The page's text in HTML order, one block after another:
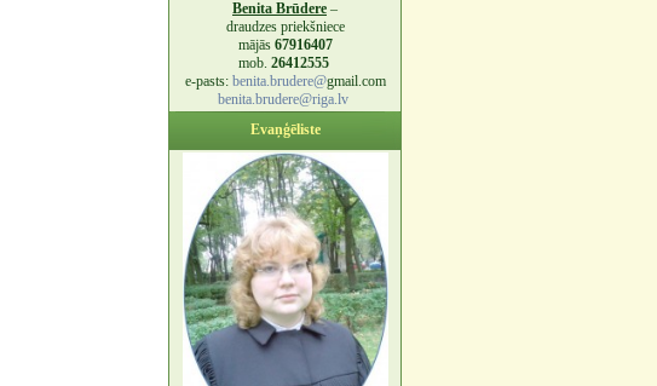
Benita Brūdere –
draudzes priekšniece
mājās 67916407
mob. 26412555
e-pasts: benita.brudere@gmail.com
benita.brudere@riga.lv
Evaņģēliste